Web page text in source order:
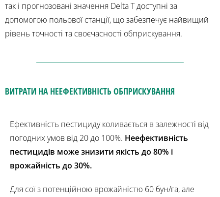
так і прогнозовані значення Delta T доступні за
допомогою польової станції, що забезпечує найвищий
рівень точності та своєчасності обприскування.
ВИТРАТИ НА НЕЕФЕКТИВНІСТЬ ОБПРИСКУВАННЯ
Ефективність пестициду коливається в залежності від
погодних умов від 20 до 100%. Неефективність
пестицидів може знизити якість до 80% і
врожайність до 30%.
Для сої з потенційною врожайністю 60 бун/га, але